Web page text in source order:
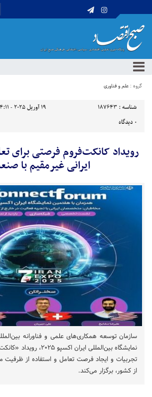
گروه : علم و فناوری
شناسه : 187643
19 آوریل 2025 - 14:11
0 دیدگاه
رویداد کانکت‌فروم فرصتی برای
ایرانی غیرمقیم با
سازمان توسعه همکاری‌های علمی و فناورانه
نمایشگاه بین‌المللی ایران
تجربیات و ایجاد فرصت تعامل و استفاده از ظرفیت
از کشور، برگزار می‌کند.